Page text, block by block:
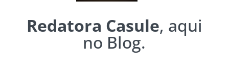
Redatora Casule, aqui
no Blog.